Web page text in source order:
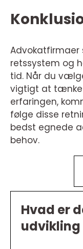
Advokatfirmaer
retssystem og
tid. Når du
vigtigt at tænke
erfaringen,
følge disse
bedst egnede
behov.
Hvad er